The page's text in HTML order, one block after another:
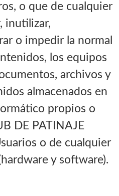
o que de cualquier
inutilizar,
o impedir la normal
los equipos
archivos y
almacenados en
propios o
DE PATINAJE
o de cualquier
y software).